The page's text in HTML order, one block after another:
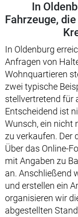
In
Fahrzeuge,
In Oldenburg
Anfragen von
Wohnquartieren
zwei typische
stellvertretend für
Entscheidend ist
Wunsch, ein nicht
zu verkaufen. Der
Über das Online-
mit Angaben zu
an. Anschließend
und erstellen ein
organisieren wir
abgestellten